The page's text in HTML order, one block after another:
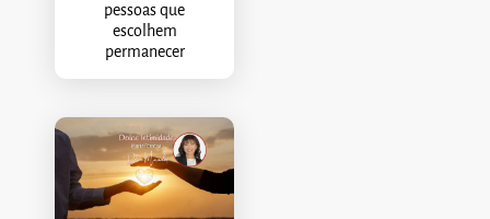
pessoas que
escolhem
permanecer